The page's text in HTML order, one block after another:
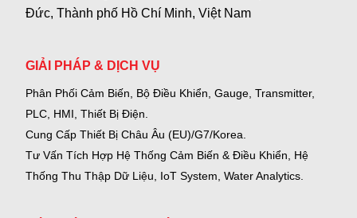
Đức, Thành phố Hồ Chí Minh, Việt Nam
GIẢI PHÁP & DỊCH VỤ
Phân Phối Cảm Biến, Bộ Điều Khiển, Gauge, Transmitter,
PLC, HMI, Thiết Bị Điện.
Cung Cấp Thiết Bị Châu Âu (EU)/G7/Korea.
Tư Vấn Tích Hợp Hệ Thống Cảm Biến & Điều Khiển, Hệ
Thống Thu Thập Dữ Liệu, IoT System, Water Analytics.